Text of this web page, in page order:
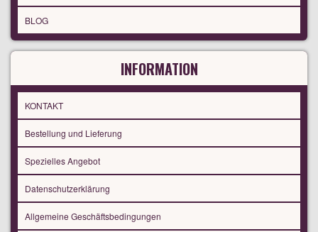
BLOG
INFORMATION
KONTAKT
Bestellung und Lieferung
Spezielles Angebot
Datenschutzerklärung
Allgemeine Geschäftsbedingungen